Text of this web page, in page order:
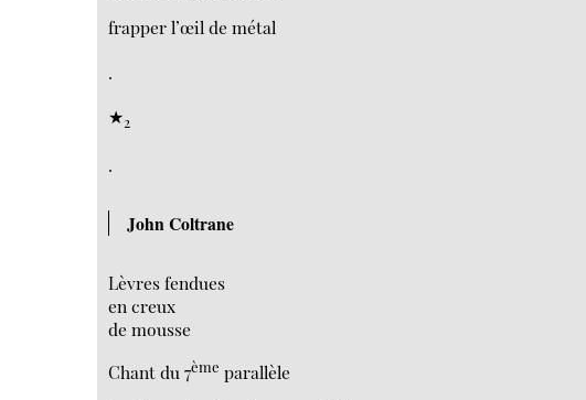
frapper l’œil de métal
.
★2
.
John Coltrane
Lèvres fendues
en creux
de mousse
Chant du 7ème parallèle